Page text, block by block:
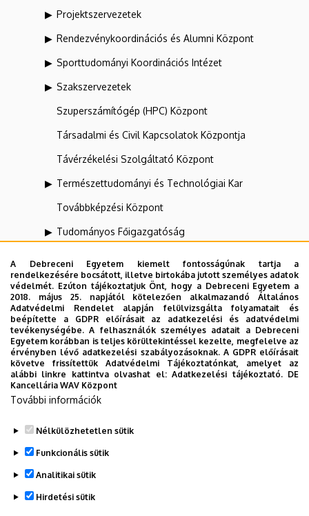
Projektszervezetek
Rendezvénykoordinációs és Alumni Központ
Sporttudományi Koordinációs Intézet
Szakszervezetek
Szuperszámítógép (HPC) Központ
Társadalmi és Civil Kapcsolatok Központja
Távérzékelési Szolgáltató Központ
Természettudományi és Technológiai Kar
Továbbképzési Központ
Tudományos Főigazgatóság
Vállalati Koordinációs Központ
Webportál-, Alkalmazásfejlesztés és VIR Központ
(WAV)
Zeneművészeti Kar
Dolgozói adatmódosítás igénylése a DE
telefonkönyvében
A Debreceni Egyetem kiemelt fontosságúnak tartja a
rendelkezésére bocsátott, illetve birtokába jutott személyes adatok
védelmét. Ezúton tájékoztatjuk Önt, hogy a Debreceni Egyetem a
2018. május 25. napjától kötelezően alkalmazandó Általános
Adatvédelmi Rendelet alapján felülvizsgálta folyamatait és
beépítette a GDPR előírásait az adatkezelési és adatvédelmi
tevékenységébe. A felhasználók személyes adatait a Debreceni
Egyetem korábban is teljes körültekintéssel kezelte, megfelelve az
érvényben lévő adatkezelési szabályozásoknak. A GDPR előírásait
követve frissítettük Adatvédelmi Tájékoztatónkat, amelyet az
alábbi linkre kattintva olvashat el:Adatkezelési tájékoztató. DE
Kancellária WAV Központ
További információk
Nélkülözhetetlen sütik
Funkcionális sütik
Analitikai sütik
Hirdetési sütik